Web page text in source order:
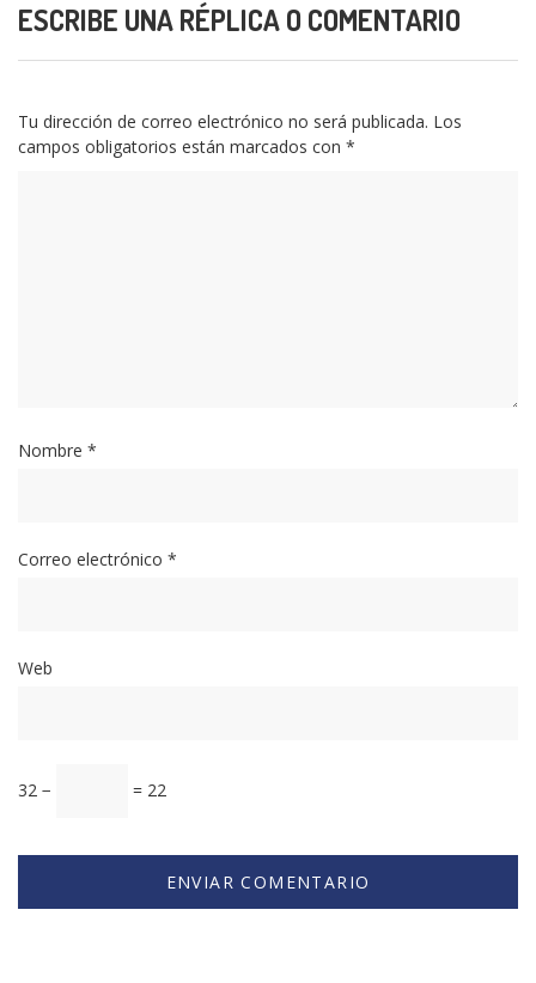
ESCRIBE UNA RÉPLICA O COMENTARIO
Tu dirección de correo electrónico no será publicada. Los
campos obligatorios están marcados con *
Nombre *
Correo electrónico *
Web
32 − = 22